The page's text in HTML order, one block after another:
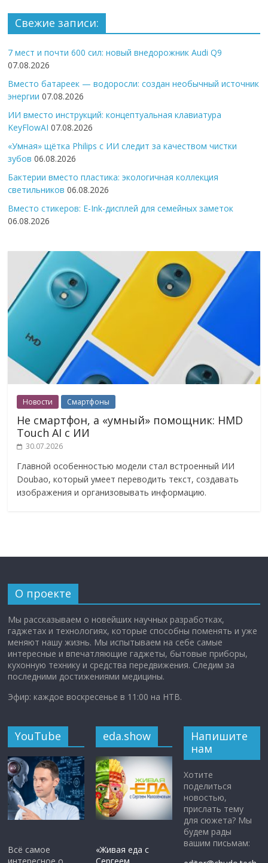
Свежие записи:
7 мест и почти 600 сил: новый внедорожник Audi Q9
07.08.2026
Вместо батареек — водоросли: создан необычный источник
энергии 07.08.2026
ИИ вместо инструкций: концептуальная клавиатура
KeyFlowAI 07.08.2026
«Умная» щётка Philips с ИИ следит за качеством чистки
зубов 06.08.2026
Бактерии вместо пластика: экологичная коллекция
светильников 06.08.2026
Вместо стикеров: E-Ink-дисплей для семейных заметок
06.08.2026
Новости Смартфоны
Не смартфон, а «умный» помощник: HMD
Touch AI с ИИ
30.07.2026
Главной особенностью модели стал встроенный ИИ
Doubao, который умеет переводить текст, создавать
изображения и организовывать информацию.
О проекте
Мы рассказываем о новейших научных разработках,
гаджетах и технологиях, которые способны поменять и уже
меняют нашу жизнь. Мы испытываем на себе самые
интересные и впечатляющие гаджеты, бытовые приборы,
кухонную технику и средства передвижения. Следим за
последними достижениями медицины.
Эфир: каждое воскресенье в 11:00 на НТВ.
YouTube
Всё самое
eda.show
«Живая еда с
Напишите
нам
Хотите
поделиться
новостью,
прислать тему
для сюжета? Мы
будем рады
вашим письмам: